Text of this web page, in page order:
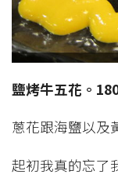
鹽烤牛五花。
蔥花跟海鹽以及
起初我真的忘了